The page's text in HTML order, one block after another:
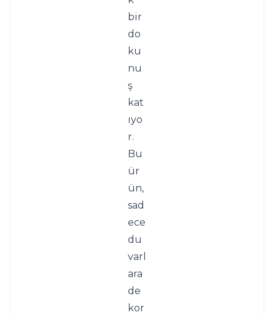
bir
do
ku
nu
ş
kat
ıyo
r.
Bu
ür
ün,
sad
ece
du
varl
ara
de
kor